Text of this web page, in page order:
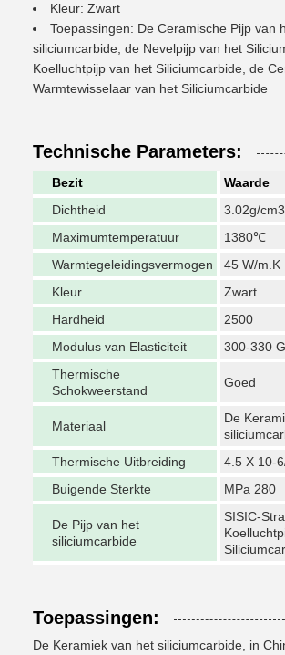
Kleur: Zwart
Toepassingen: De Ceramische Pijp van
siliciumcarbide, de Nevelpijp van het
Koelluchtpijp van het Siliciumcarbide, de
Warmtewisselaar van het Siliciumcarbide
Technische Parameters:
Bezit
Waarde
Dichtheid
3.02g/cm3
Maximumtemperatuur
1380℃
Warmtegeleidingsvermogen
45 W/m.K
Kleur
Zwart
Hardheid
2500
Modulus van Elasticiteit
300-330
Thermische
Schokweerstand
Goed
Materiaal
De
Thermische Uitbreiding
4.5 X 10-
Buigende Sterkte
MPa 280
De Pijp van het
siliciumcarbide
SISIC-
Toepassingen:
De Keramiek van het siliciumcarbide, in